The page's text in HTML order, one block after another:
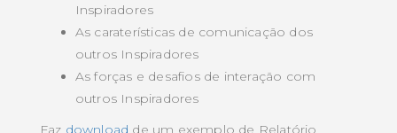
Inspiradores
As caraterísticas de comunicação dos
outros Inspiradores
As forças e desafios de interação com
outros Inspiradores
Faz download de um exemplo de Relatório